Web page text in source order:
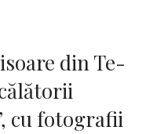
din Te­
cu fotografii